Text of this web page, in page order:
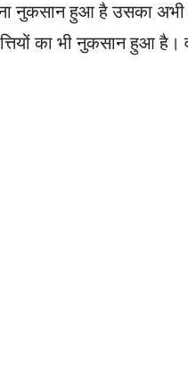
नुकसान हुआ है उसका
का भी नुकसान हुआ है।